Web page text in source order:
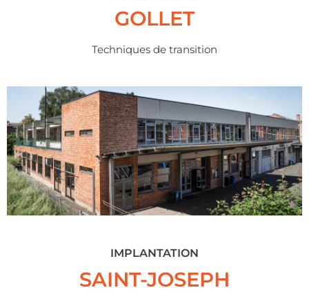
GOLLET
Techniques de transition
IMPLANTATION
SAINT-JOSEPH